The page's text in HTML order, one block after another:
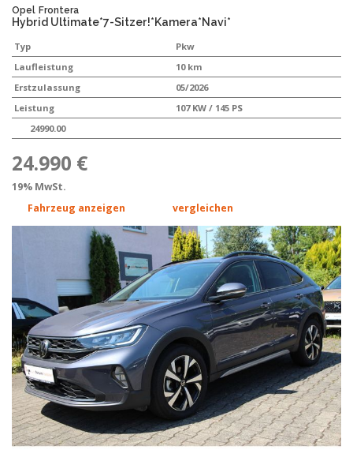
Opel Frontera
Hybrid Ultimate*7-Sitzer!*Kamera*Navi*
Typ
Pkw
Laufleistung
10 km
Erstzulassung
05/2026
Leistung
107 KW / 145 PS
24990.00
24.990 €
19% MwSt.
Fahrzeug anzeigen
vergleichen